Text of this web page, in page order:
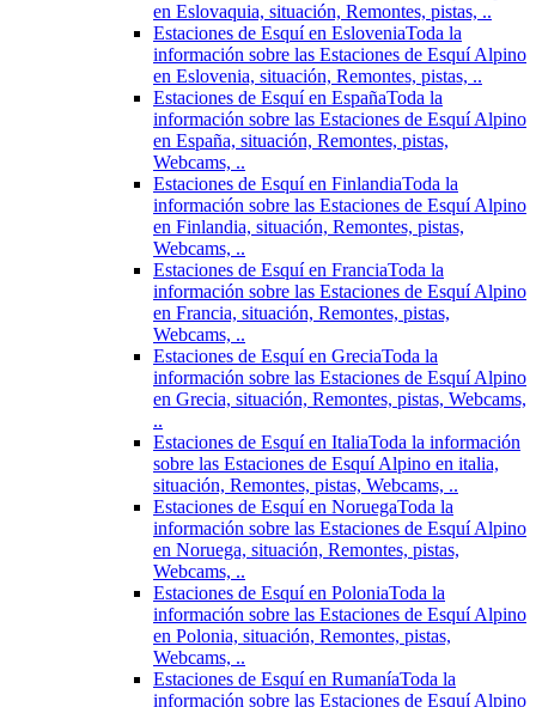
en Eslovaquia, situación, Remontes, pistas, ..
Estaciones de Esquí en EsloveniaToda la
información sobre las Estaciones de Esquí Alpino
en Eslovenia, situación, Remontes, pistas, ..
Estaciones de Esquí en EspañaToda la
información sobre las Estaciones de Esquí Alpino
en España, situación, Remontes, pistas,
Webcams, ..
Estaciones de Esquí en FinlandiaToda la
información sobre las Estaciones de Esquí Alpino
en Finlandia, situación, Remontes, pistas,
Webcams, ..
Estaciones de Esquí en FranciaToda la
información sobre las Estaciones de Esquí Alpino
en Francia, situación, Remontes, pistas,
Webcams, ..
Estaciones de Esquí en GreciaToda la
información sobre las Estaciones de Esquí Alpino
en Grecia, situación, Remontes, pistas, Webcams,
..
Estaciones de Esquí en ItaliaToda la información
sobre las Estaciones de Esquí Alpino en italia,
situación, Remontes, pistas, Webcams, ..
Estaciones de Esquí en NoruegaToda la
información sobre las Estaciones de Esquí Alpino
en Noruega, situación, Remontes, pistas,
Webcams, ..
Estaciones de Esquí en PoloniaToda la
información sobre las Estaciones de Esquí Alpino
en Polonia, situación, Remontes, pistas,
Webcams, ..
Estaciones de Esquí en RumaníaToda la
información sobre las Estaciones de Esquí Alpino